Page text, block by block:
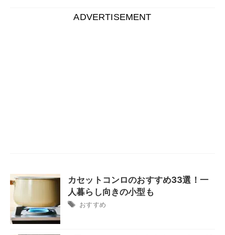
ADVERTISEMENT
カセットコンロのおすすめ33選！一
人暮らし向きの小型も
おすすめ